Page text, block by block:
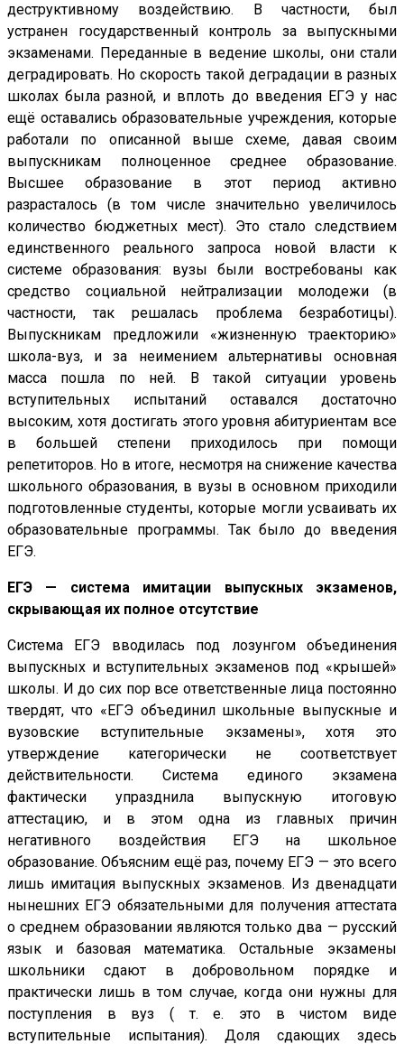
деструктивному воздействию. В частности, был
устранен государственный контроль за выпускными
экзаменами. Переданные в ведение школы, они стали
деградировать. Но скорость такой деградации в разных
школах была разной, и вплоть до введения ЕГЭ у нас
ещё оставались образовательные учреждения, которые
работали по описанной выше схеме, давая своим
выпускникам полноценное среднее образование.
Высшее образование в этот период активно
разрасталось (в том числе значительно увеличилось
количество бюджетных мест). Это стало следствием
единственного реального запроса новой власти к
системе образования: вузы были востребованы как
средство социальной нейтрализации молодежи (в
частности, так решалась проблема безработицы).
Выпускникам предложили «жизненную траекторию»
школа-вуз, и за неимением альтернативы основная
масса пошла по ней. В такой ситуации уровень
вступительных испытаний оставался достаточно
высоким, хотя достигать этого уровня абитуриентам все
в большей степени приходилось при помощи
репетиторов. Но в итоге, несмотря на снижение качества
школьного образования, в вузы в основном приходили
подготовленные студенты, которые могли усваивать их
образовательные программы. Так было до введения
ЕГЭ.
ЕГЭ — система имитации выпускных экзаменов,
скрывающая их полное отсутствие
Система ЕГЭ вводилась под лозунгом объединения
выпускных и вступительных экзаменов под «крышей»
школы. И до сих пор все ответственные лица постоянно
твердят, что «ЕГЭ объединил школьные выпускные и
вузовские вступительные экзамены», хотя это
утверждение категорически не соответствует
действительности. Система единого экзамена
фактически упразднила выпускную итоговую
аттестацию, и в этом одна из главных причин
негативного воздействия ЕГЭ на школьное
образование. Объясним ещё раз, почему ЕГЭ — это всего
лишь имитация выпускных экзаменов. Из двенадцати
нынешних ЕГЭ обязательными для получения аттестата
о среднем образовании являются только два — русский
язык и базовая математика. Остальные экзамены
школьники сдают в добровольном порядке и
практически лишь в том случае, когда они нужны для
поступления в вуз ( т. е. это в чистом виде
вступительные испытания). Доля сдающих здесь